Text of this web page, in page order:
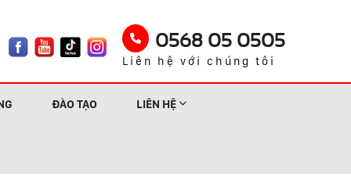
0568 05 0505
Liên hệ với chúng tôi
ĐÀO TẠO LIÊN HỆ